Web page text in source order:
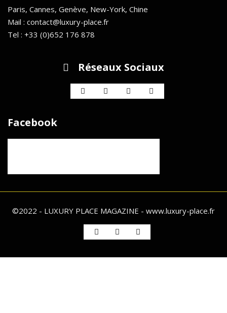
Paris, Cannes, Genève, New-York, Chine
Mail : contact@luxury-place.fr
Tel : +33 (0)652 176 878
Réseaux Sociaux
Facebook
©2022 - LUXURY PLACE MAGAZINE - www.luxury-place.fr